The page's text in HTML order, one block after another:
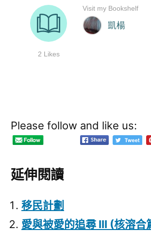
Please follow and like us:
延伸閱讀
移民計劃
愛與被愛的追尋 III (核溶合